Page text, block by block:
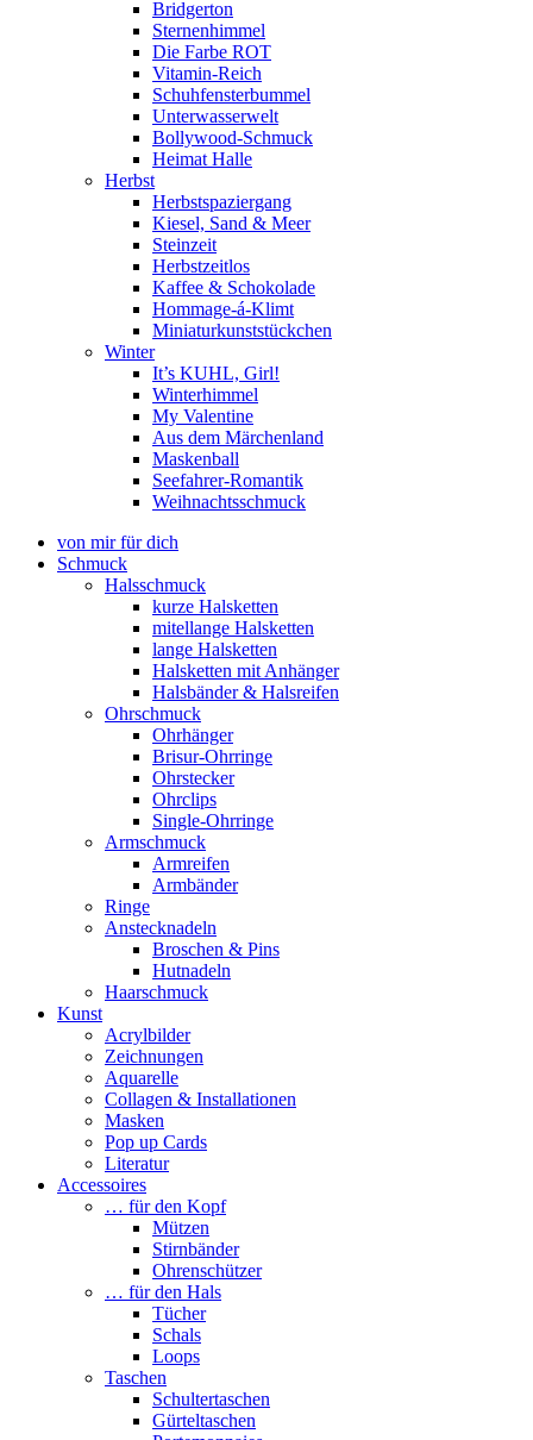
Bridgerton
Sternenhimmel
Die Farbe ROT
Vitamin-Reich
Schuhfensterbummel
Unterwasserwelt
Bollywood-Schmuck
Heimat Halle
Herbst
Herbstspaziergang
Kiesel, Sand & Meer
Steinzeit
Herbstzeitlos
Kaffee & Schokolade
Hommage-á-Klimt
Miniaturkunststückchen
Winter
It’s KUHL, Girl!
Winterhimmel
My Valentine
Aus dem Märchenland
Maskenball
Seefahrer-Romantik
Weihnachtsschmuck
von mir für dich
Schmuck
Halsschmuck
kurze Halsketten
mitellange Halsketten
lange Halsketten
Halsketten mit Anhänger
Halsbänder & Halsreifen
Ohrschmuck
Ohrhänger
Brisur-Ohrringe
Ohrstecker
Ohrclips
Single-Ohrringe
Armschmuck
Armreifen
Armbänder
Ringe
Anstecknadeln
Broschen & Pins
Hutnadeln
Haarschmuck
Kunst
Acrylbilder
Zeichnungen
Aquarelle
Collagen & Installationen
Masken
Pop up Cards
Literatur
Accessoires
… für den Kopf
Mützen
Stirnbänder
Ohrenschützer
… für den Hals
Tücher
Schals
Loops
Taschen
Schultertaschen
Gürteltaschen